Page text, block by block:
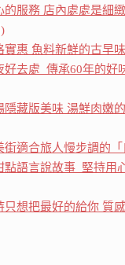
的服務 店內處處是細
實惠 魚料新鮮的古早
好去處 傳承60年的好
隱藏版美味 湯鮮肉嫩
街適合旅人慢步調的「
點語言說故事 堅持用
只想把最好的給你 質